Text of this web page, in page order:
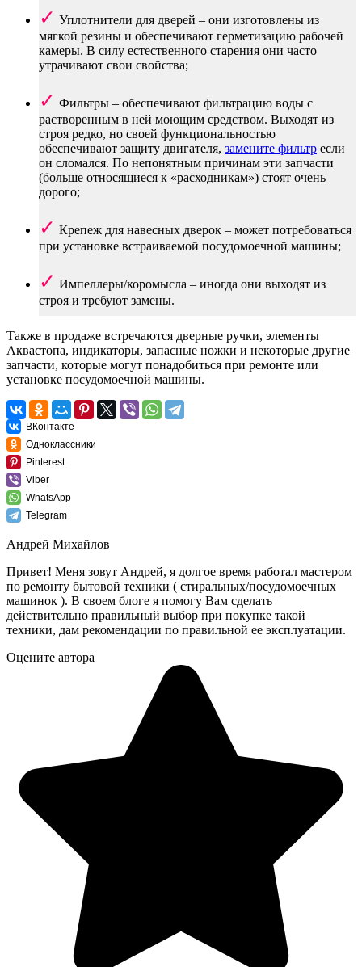
Уплотнители для дверей – они изготовлены из
мягкой резины и обеспечивают герметизацию рабочей
камеры. В силу естественного старения они часто
утрачивают свои свойства;
Фильтры – обеспечивают фильтрацию воды с
растворенным в ней моющим средством. Выходят из
строя редко, но своей функциональностью
обеспечивают защиту двигателя, замените фильтр если
он сломался. По непонятным причинам эти запчасти
(больше относящиеся к «расходникам») стоят очень
дорого;
Крепеж для навесных дверок – может потребоваться
при установке встраиваемой посудомоечной машины;
Импеллеры/коромысла – иногда они выходят из
строя и требуют замены.
Также в продаже встречаются дверные ручки, элементы
Аквастопа, индикаторы, запасные ножки и некоторые другие
запчасти, которые могут понадобиться при ремонте или
установке посудомоечной машины.
ВКонтакте
Одноклассники
Pinterest
Viber
WhatsApp
Telegram
Андрей Михайлов
Привет! Меня зовут Андрей, я долгое время работал мастером
по ремонту бытовой техники ( стиральных/посудомоечных
машинок ). В своем блоге я помогу Вам сделать
действительно правильный выбор при покупке такой
техники, дам рекомендации по правильной ее эксплуатации.
Оцените автора